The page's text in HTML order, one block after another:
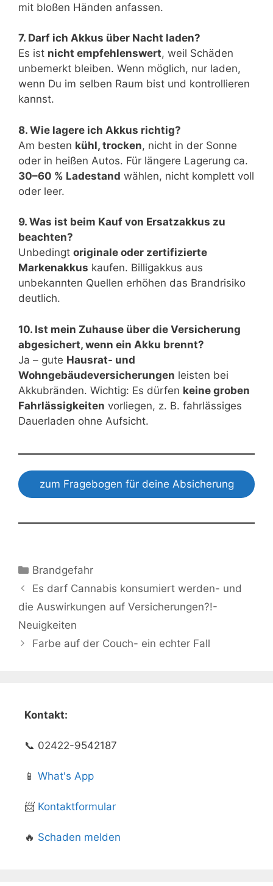
mit bloßen Händen anfassen.
7. Darf ich Akkus über Nacht laden?
Es ist nicht empfehlenswert, weil Schäden
unbemerkt bleiben. Wenn möglich, nur laden,
wenn Du im selben Raum bist und kontrollieren
kannst.
8. Wie lagere ich Akkus richtig?
Am besten kühl, trocken, nicht in der Sonne
oder in heißen Autos. Für längere Lagerung ca.
30–60 % Ladestand wählen, nicht komplett voll
oder leer.
9. Was ist beim Kauf von Ersatzakkus zu
beachten?
Unbedingt originale oder zertifizierte
Markenakkus kaufen. Billigakkus aus
unbekannten Quellen erhöhen das Brandrisiko
deutlich.
10. Ist mein Zuhause über die Versicherung
abgesichert, wenn ein Akku brennt?
Ja – gute Hausrat- und
Wohngebäudeversicherungen leisten bei
Akkubränden. Wichtig: Es dürfen keine groben
Fahrlässigkeiten vorliegen, z. B. fahrlässiges
Dauerladen ohne Aufsicht.
zum Fragebogen für deine Absicherung
Kategorien
Brandgefahr
Es darf Cannabis konsumiert werden- und
die Auswirkungen auf Versicherungen?!-
Neuigkeiten
Farbe auf der Couch- ein echter Fall
Kontakt:
📞 02422-9542187
📱 What's App
📨 Kontaktformular
🔥 Schaden melden